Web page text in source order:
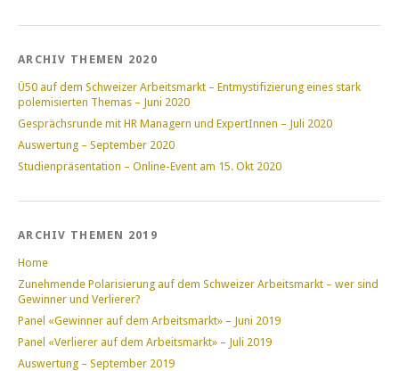
ARCHIV THEMEN 2020
Ü50 auf dem Schweizer Arbeitsmarkt – Entmystifizierung eines stark
polemisierten Themas – Juni 2020
Gesprächsrunde mit HR Managern und ExpertInnen – Juli 2020
Auswertung – September 2020
Studienpräsentation – Online-Event am 15. Okt 2020
ARCHIV THEMEN 2019
Home
Zunehmende Polarisierung auf dem Schweizer Arbeitsmarkt – wer sind
Gewinner und Verlierer?
Panel «Gewinner auf dem Arbeitsmarkt» – Juni 2019
Panel «Verlierer auf dem Arbeitsmarkt» – Juli 2019
Auswertung – September 2019